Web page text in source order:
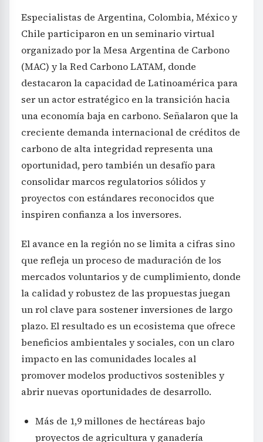
Especialistas de Argentina, Colombia, México y
Chile participaron en un seminario virtual
organizado por la Mesa Argentina de Carbono
(MAC) y la Red Carbono LATAM, donde
destacaron la capacidad de Latinoamérica para
ser un actor estratégico en la transición hacia
una economía baja en carbono. Señalaron que la
creciente demanda internacional de créditos de
carbono de alta integridad representa una
oportunidad, pero también un desafío para
consolidar marcos regulatorios sólidos y
proyectos con estándares reconocidos que
inspiren confianza a los inversores.
El avance en la región no se limita a cifras sino
que refleja un proceso de maduración de los
mercados voluntarios y de cumplimiento, donde
la calidad y robustez de las propuestas juegan
un rol clave para sostener inversiones de largo
plazo. El resultado es un ecosistema que ofrece
beneficios ambientales y sociales, con un claro
impacto en las comunidades locales al
promover modelos productivos sostenibles y
abrir nuevas oportunidades de desarrollo.
Más de 1,9 millones de hectáreas bajo
proyectos de agricultura y ganadería